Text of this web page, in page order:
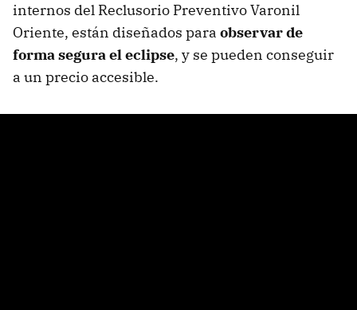
internos del Reclusorio Preventivo Varonil
Oriente, están diseñados para observar de
forma segura el eclipse, y se pueden conseguir
a un precio accesible.